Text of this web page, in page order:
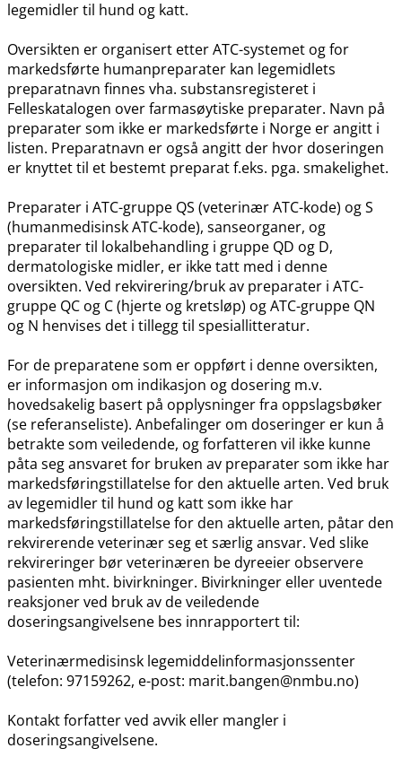
legemidler til hund og katt.
Oversikten er organisert etter ATC-systemet og for
markedsførte humanpreparater kan legemidlets
preparatnavn finnes vha. substansregisteret i
Felleskatalogen over farmasøytiske preparater. Navn på
preparater som ikke er markedsførte i Norge er angitt i
listen. Preparatnavn er også angitt der hvor doseringen
er knyttet til et bestemt preparat f.eks. pga. smakelighet.
Preparater i ATC-gruppe QS (veterinær ATC-kode) og S
(humanmedisinsk ATC-kode), sanseorganer, og
preparater til lokalbehandling i gruppe QD og D,
dermatologiske midler, er ikke tatt med i denne
oversikten. Ved rekvirering​/​bruk av preparater i ATC-
gruppe QC og C (hjerte og kretsløp) og ATC-gruppe QN
og N henvises det i tillegg til spesiallitteratur.
For de preparatene som er oppført i denne oversikten,
er informasjon om indikasjon og dosering m.v.
hovedsakelig basert på opplysninger fra oppslagsbøker
(se referanseliste). Anbefalinger om doseringer er kun å
betrakte som veiledende, og forfatteren vil ikke kunne
påta seg ansvaret for bruken av preparater som ikke har
markedsføringstillatelse for den aktuelle arten. Ved bruk
av legemidler til hund og katt som ikke har
markedsføringstillatelse for den aktuelle arten, påtar den
rekvirerende veterinær seg et særlig ansvar. Ved slike
rekvireringer bør veterinæren be dyreeier observere
pasienten mht. bivirkninger. Bivirkninger eller uventede
reaksjoner ved bruk av de veiledende
doseringsangivelsene bes innrapportert til:
Veterinærmedisinsk legemiddelinformasjonssenter
(telefon: 97159262, e-post: marit.bangen@nmbu.no)
Kontakt forfatter ved avvik eller mangler i
doseringsangivelsene.